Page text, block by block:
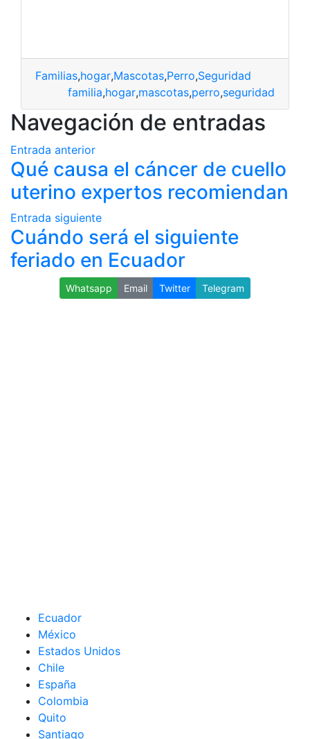
Familias,hogar,Mascotas,Perro,Seguridad
familia,hogar,mascotas,perro,seguridad
Navegación de entradas
Entrada anterior
Qué causa el cáncer de cuello
uterino expertos recomiendan
Entrada siguiente
Cuándo será el siguiente
feriado en Ecuador
Whatsapp Email Twitter Telegram
Ecuador
México
Estados Unidos
Chile
España
Colombia
Quito
Santiago